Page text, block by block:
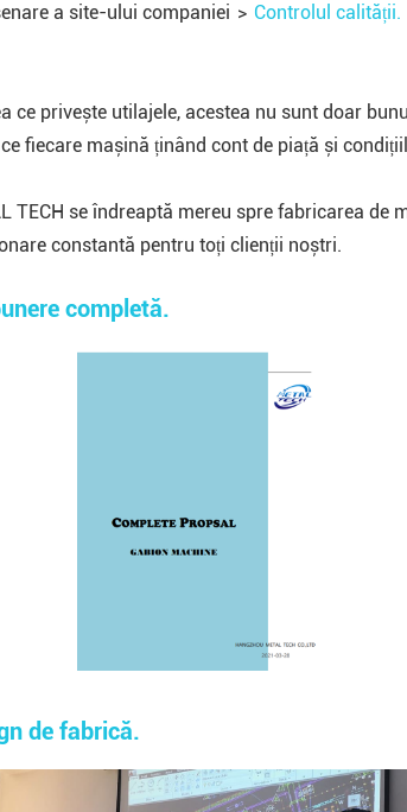
a site-ului companiei Controlul calității.
ce privește utilajele, acestea nu sunt doar
fiecare mașină ținând cont de piață și
TECH se îndreaptă mereu spre fabricarea
constantă pentru toți clienții noștri.
completă.
de fabrică.